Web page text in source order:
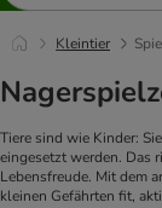
Kleintier
Tiere sind wie Kinder:
eingesetzt werden. Das
Lebensfreude. Mit dem
kleinen Gefährten fit,